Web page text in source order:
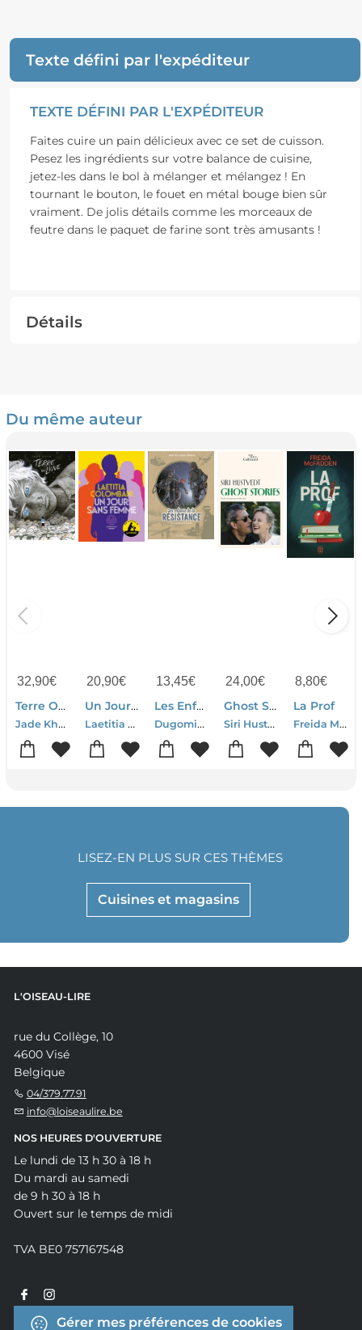
Texte défini par l'expéditeur
TEXTE DÉFINI PAR L'EXPÉDITEUR
Faites cuire un pain délicieux avec ce set de cuisson.
Pesez les ingrédients sur votre balance de cuisine,
jetez-les dans le bol à mélanger et mélangez ! En
tournant le bouton, le fouet en métal bouge bien sûr
vraiment. De jolis détails comme les morceaux de
feutre dans le paquet de farine sont très amusants !
Détails
Du même auteur
32,90€
Terre Ou Lune Tome 1
Jade Khoo
20,90€
Un Jour Sans Femme
Laetitia Colombani
13,45€
Les Enfants De La Resistance Tome 10 : La Guerre N'est Pas Finie
Dugomier-Ers
24,00€
Ghost Stories
Siri Hustvedt
8,80€
La Prof
Freida Mcfadden
Cuisines et magasins
LISEZ-EN PLUS SUR CES THÈMES
L'OISEAU-LIRE
rue du Collège, 10
4600 Visé
Belgique
04/379.77.91
info@loiseaulire.be
NOS HEURES D'OUVERTURE
Le lundi de 13 h 30 à 18 h
Du mardi au samedi
de 9 h 30 à 18 h
Ouvert sur le temps de midi
TVA BE0 757167548
Gérer mes préférences de cookies